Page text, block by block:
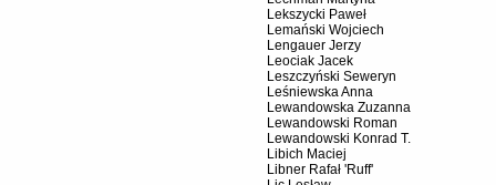
Lekszycki Paweł
Lemański Wojciech
Lengauer Jerzy
Leociak Jacek
Leszczyński Seweryn
Leśniewska Anna
Lewandowska Zuzanna
Lewandowski Roman
Lewandowski Konrad T.
Libich Maciej
Libner Rafał 'Ruff'